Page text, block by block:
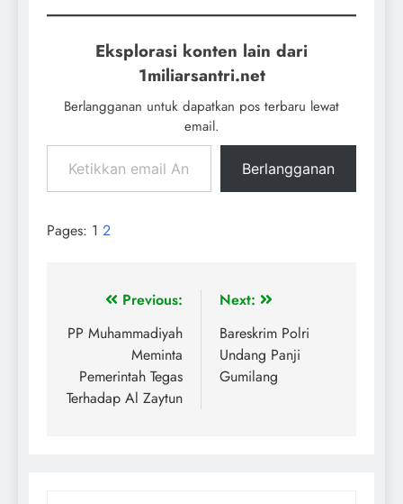
Eksplorasi konten lain dari
1miliarsantri.net
Berlangganan untuk dapatkan pos terbaru lewat
email.
Berlangganan
Pages: 1 2
Previous:
PP Muhammadiyah
Meminta
Pemerintah Tegas
Terhadap Al Zaytun
Next:
Bareskrim Polri
Undang Panji
Gumilang